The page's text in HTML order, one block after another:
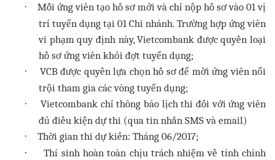
·
Mỗi ứng viên tạo hồ sơ mới và chỉ nộp hồ sơ vào 01 vị
trí tuyển dụng tại 01 Chi nhánh. Trường hợp ứng viên
vi phạm quy định này, Vietcombank được quyền loại
hồ sơ ứng viên khỏi đợt tuyển dụng;
·
VCB được quyền lựa chọn hồ sơ để mời ứng viên nổi
trội tham gia các vòng tuyển dụng;
·
Vietcombank chỉ thông báo lịch thi đối với ứng viên
đủ điều kiện dự thi (qua tin nhắn SMS và email)
· Thời gian thi dự kiến: Tháng 06/2017;
·
Thí sinh hoàn toàn chịu trách nhiệm về tính chính